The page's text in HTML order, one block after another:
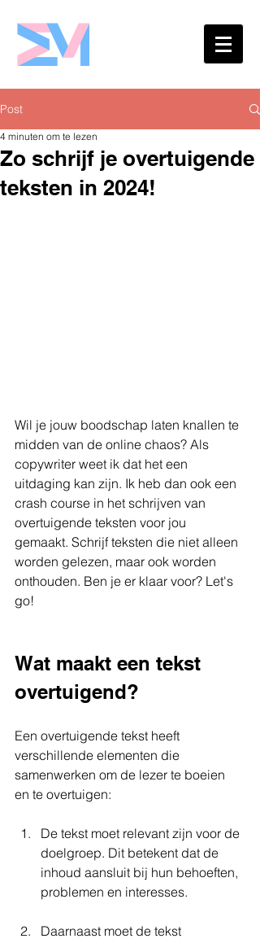
Post
Zo schrijf je overtuigende
teksten in 2024!
4 minuten om te lezen
Wil je jouw boodschap laten knallen te
midden van de online chaos? Als
copywriter weet ik dat het een
uitdaging kan zijn. Ik heb dan ook een
crash course in het schrijven van
overtuigende teksten voor jou
gemaakt. Schrijf teksten die niet alleen
worden gelezen, maar ook worden
onthouden. Ben je er klaar voor? Let's
go!
Wat maakt een tekst
overtuigend?
Een overtuigende tekst heeft
verschillende elementen die
samenwerken om de lezer te boeien
en te overtuigen:
De tekst moet relevant zijn voor de
doelgroep. Dit betekent dat de
inhoud aansluit bij hun behoeften,
problemen en interesses.
Daarnaast moet de tekst